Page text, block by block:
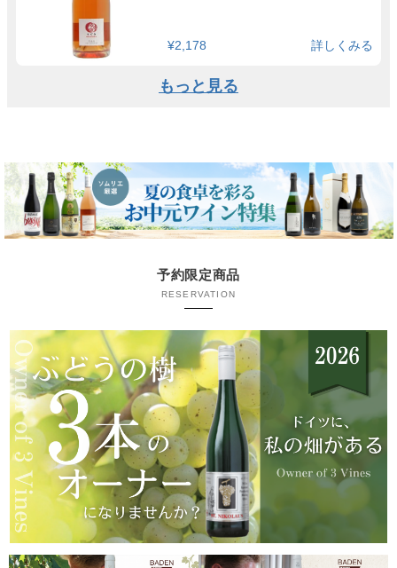
¥2,178 詳しくみる
もっと見る
予約限定商品
RESERVATION